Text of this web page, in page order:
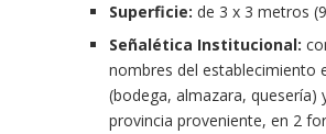
Superficie: de 3 x 3 metros
Señalética Institucional:
nombres del establecimiento
(bodega, almazara, quesería)
provincia proveniente, en 2